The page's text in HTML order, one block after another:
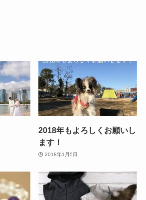
2018年もよろしくお願いし
ます！
2018年1月5日